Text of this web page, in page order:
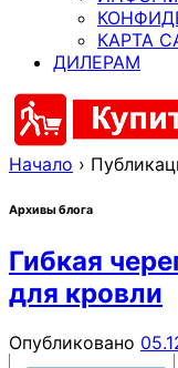
КАРТА
ДИЛЕРАМ
Начало ›
Архивы блога
Гибкая
для кровли
Опубликовано